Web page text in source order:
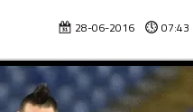
28-06-2016 07:43